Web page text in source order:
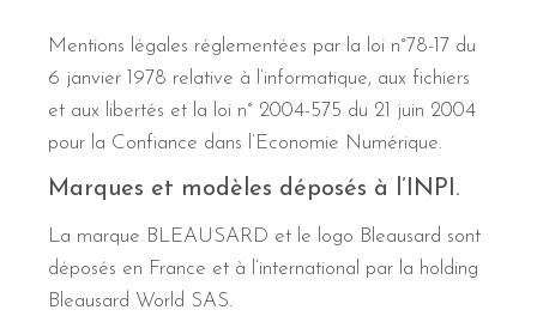
Mentions légales réglementées par la loi n°78-17 du
6 janvier 1978 relative à l’informatique, aux fichiers
et aux libertés et la loi n° 2004-575 du 21 juin 2004
pour la Confiance dans l’Economie Numérique.
Marques et modèles déposés à l’INPI.
La marque BLEAUSARD et le logo Bleausard sont
déposés en France et à l’international par la holding
Bleausard World SAS.